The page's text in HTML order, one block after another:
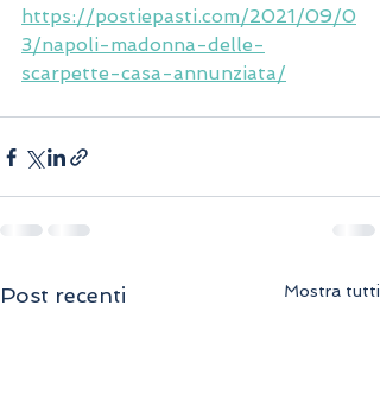
https://postiepasti.com/2021/09/0
3/napoli-madonna-delle-
scarpette-casa-annunziata/
Post recenti Mostra tutti